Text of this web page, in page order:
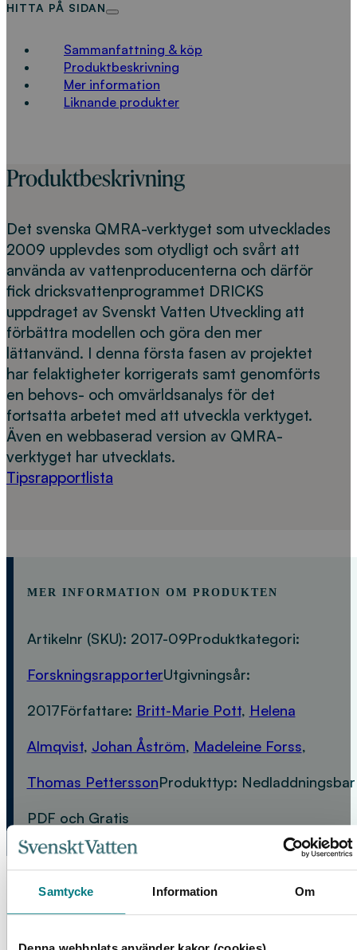
Samtycke Information Om
HITTA PÅ SIDAN
Sammanfattning & köp
Produktbeskrivning
Mer information
Liknande produkter
Produktbeskrivning
Det svenska QMRA-verktyget som utvecklades
2009 upplevdes som otydligt och svårt att
använda av vattenproducenterna och därför
fick dricksvattenprogrammet DRICKS
uppdraget av Svenskt Vatten Utveckling att
förbättra modellen och göra den mer
lättanvänd. I denna första fasen av projektet
har felaktigheter korrigerats samt genomförts
en behovs- och omvärldsanalys för det
fortsatta arbetet med att utveckla verktyget.
Även en webbaserad version av QMRA-
verktyget har utvecklats.
Tipsrapportlista
MER INFORMATION OM PRODUKTEN
Artikelnr (SKU): 2017-09Produktkategori:
ForskningsrapporterUtgivningsår:
2017Författare: Britt-Marie Pott, Helena
Almqvist, Johan Åström, Madeleine Forss,
Thomas PetterssonProdukttyp: Nedladdningsbar
PDF och Gratis
FLER PRODUKTER